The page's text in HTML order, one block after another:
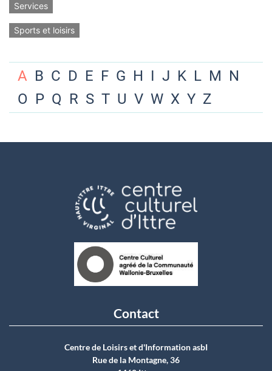
Services
Sports et loisirs
A B C D E F G H I J K L M N
O P Q R S T U V W X Y Z
Contact
Centre de Loisirs et d'Information asbI
Rue de la Montagne, 36